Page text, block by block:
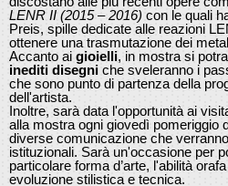
LENR II (2015 – 2016) con le quali
Preis, spille dedicate alle reazioni
ottenere una trasmutazione dei
Accanto ai gioielli, in mostra si
inediti disegni che sveleranno i
che sono punto di partenza della
dell'artista.
Inoltre, sarà data l'opportunità ai
alla mostra ogni giovedì pomeriggio
diverse comunicazione che
istituzionali. Sarà un'occasione per
particolare forma d’arte, l'abilità
evoluzione stilistica e tecnica.